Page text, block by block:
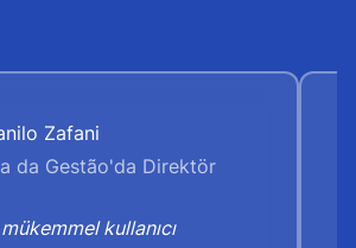
Zafani
da Gestão'da Direktör
kullanıcı